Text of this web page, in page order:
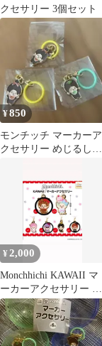
クセサリー 3個セット
¥850
モンチッチ マーカーア
クセサリー めじるしア
¥2,000
Monchhichi KAWAII マ
ーカーアクセサリー 3
種セット